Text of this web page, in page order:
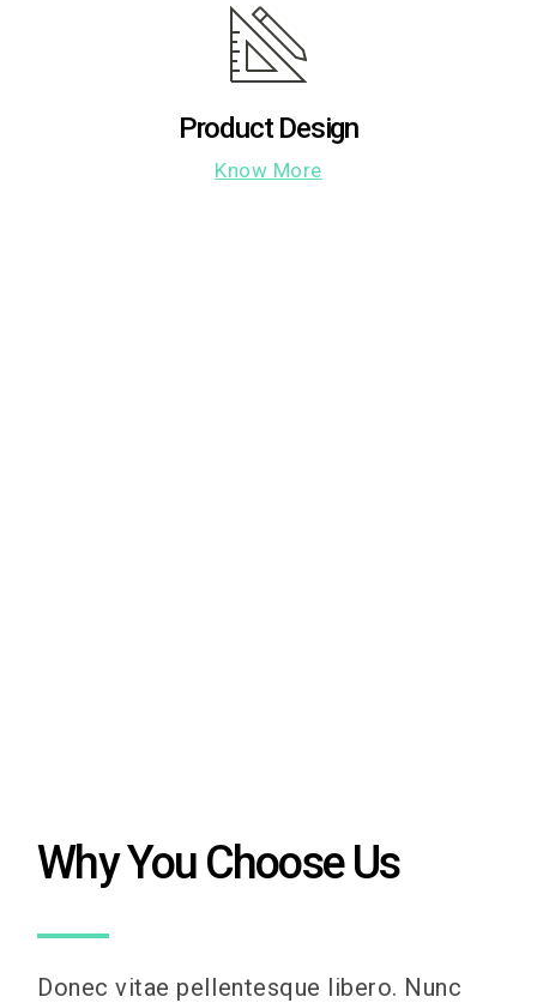
Product Design
Know More
Why You Choose Us
Donec vitae pellentesque libero. Nunc